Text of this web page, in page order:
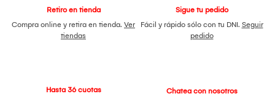
Retiro en tienda
Compra online y retira en tienda. Ver
tiendas
Sigue tu pedido
Fácil y rápido sólo con tu DNI. Seguir
pedido
Hasta 36 cuotas
Chatea con nosotros